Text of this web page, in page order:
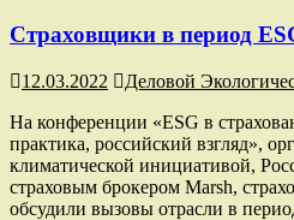
Страховщики в период
12.03.2022 Деловой
На конференции «ESG в
практика, российский взгляд»,
климатической инициативой,
страховым брокером Marsh,
обсудили вызовы отрасли в